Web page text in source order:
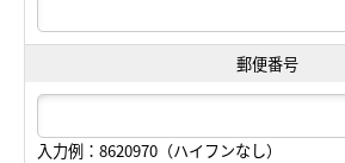
郵便番号
入力例：8620970（ハイフンなし）